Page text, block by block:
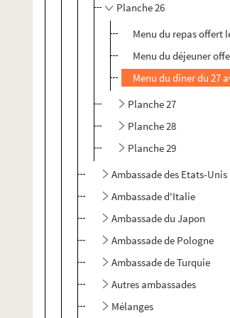
Planche 26
Menu du repas offert
Menu du déjeuner
Menu du dîner du 27
Planche 27
Planche 28
Planche 29
Ambassade des Etats-Unis
Ambassade d'Italie
Ambassade du Japon
Ambassade de Pologne
Ambassade de Turquie
Autres ambassades
Mélanges